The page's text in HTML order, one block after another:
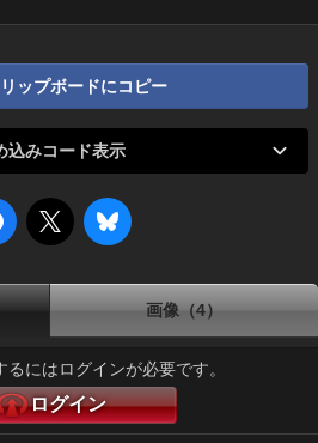
ップボードにコピー
込みコード表示
画像（4）
るにはログインが必要です。
ログイン